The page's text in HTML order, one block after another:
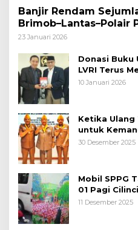
Banjir Rendam
Brimob–Lantas–Polair
Polri Siagakan 128.247
23 Januari 2026
Donasi Buku
LVRI Terus
10 Januari 2026
Ketika Ulang
untuk
30 Desember 2025
Mobil SPPG
01 Pagi
11 Desember 2025